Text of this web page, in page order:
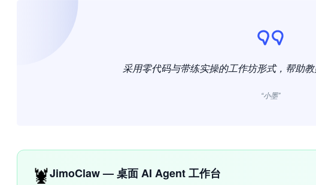
采用零代码与带练实操的工作坊形式，帮助教
“小墨”
🦞JimoClaw — 桌面 AI Agent 工作台